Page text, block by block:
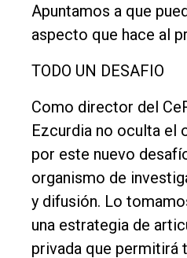
Apuntamos a que
aspecto que hace al
TODO UN DESAFIO
Como director del
Ezcurdia no oculta el
por este nuevo
organismo de
y difusión. Lo
una estrategia de
privada que permitirá